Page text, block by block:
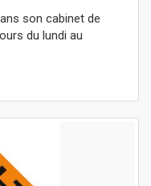
son cabinet de
du lundi au